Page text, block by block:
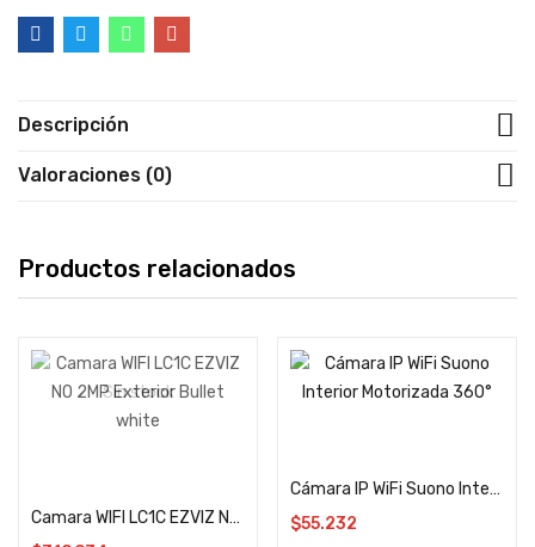
Descripción
Valoraciones (0)
Productos relacionados
Sin stock
Camara WIFI LC1C EZVIZ NO 2MP Exterior Bullet white
Cámara IP WiFi Suono Interior Motorizada 360°
$55.232